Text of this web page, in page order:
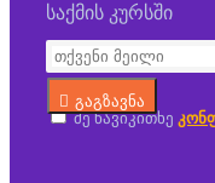
საქმის კურსში
გაგზავნა
მე წავიკითხე